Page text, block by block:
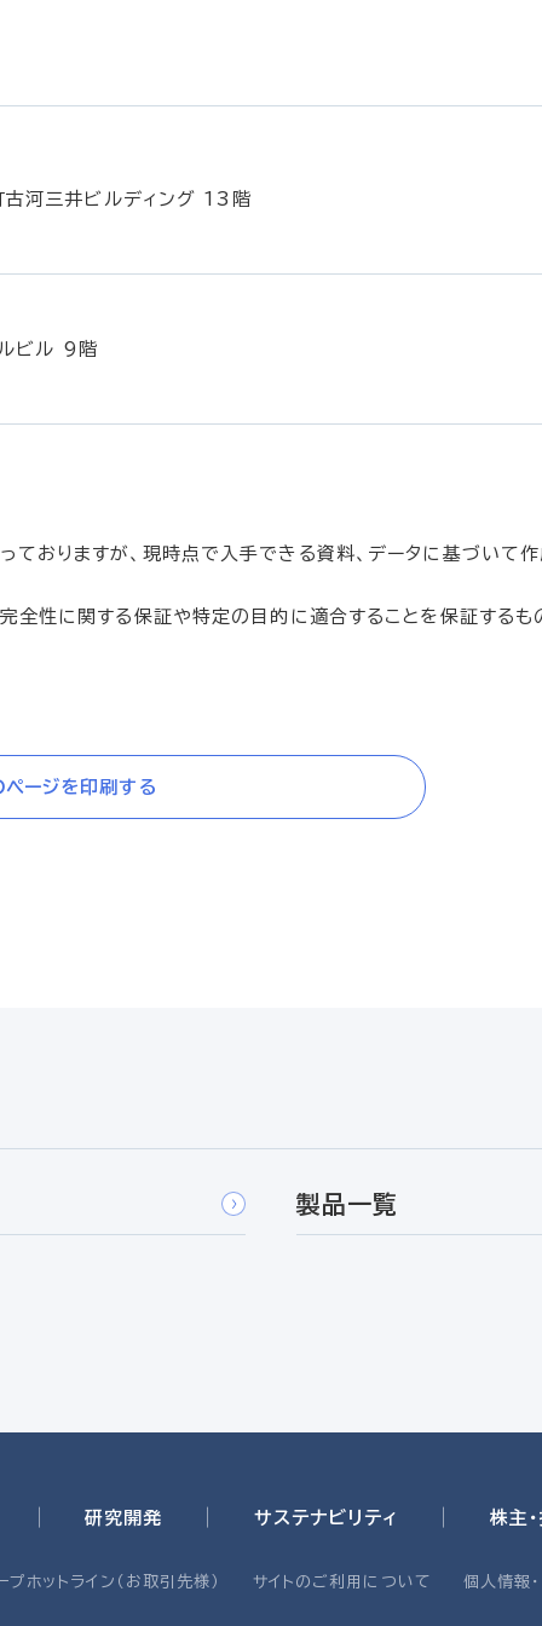
河三井ビルディング 13階
ビル 9階
おりますが、現時点で入手できる資料、データに基づいて作
全性に関する保証や特定の目的に適合することを保証するも
ページを印刷する
製品一覧
研究開発 サステナビリティ 株主
ホットライン（お取引先様） サイトのご利用について 個人情報